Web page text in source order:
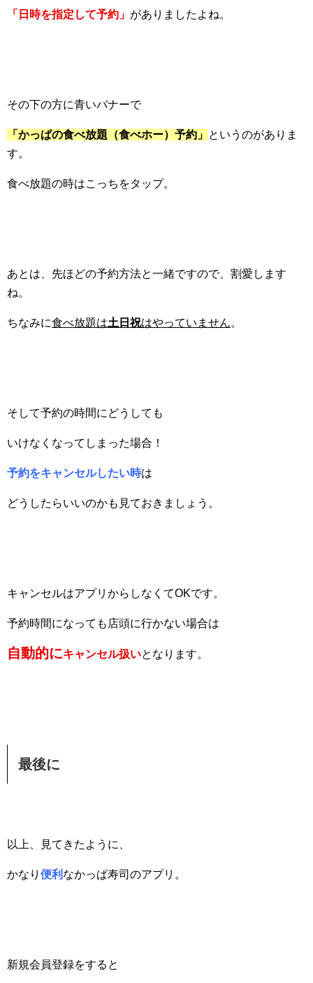
「日時を指定して予約」 がありましたよね。
その下の方に青いバナーで
「かっぱの食べ放題（食べホー）予約」 というのがありま
す。
食べ放題の時はこっちをタップ。
あとは、先ほどの予約方法と一緒ですので、割愛します
ね。
ちなみに食べ放題は土日祝はやっていません。
そして予約の時間にどうしても
いけなくなってしまった場合！
予約をキャンセルしたい時は
どうしたらいいのかも見ておきましょう。
キャンセルはアプリからしなくてOKです。
予約時間になっても店頭に行かない場合は
自動的にキャンセル扱いとなります。
最後に
以上、見てきたように、
かなり 便利 なかっぱ寿司のアプリ。
新規会員登録をすると